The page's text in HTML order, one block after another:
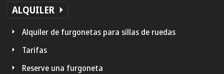
ALQUILER
Alquiler de furgonetas para sillas de ruedas
Tarifas
Reserve una furgoneta